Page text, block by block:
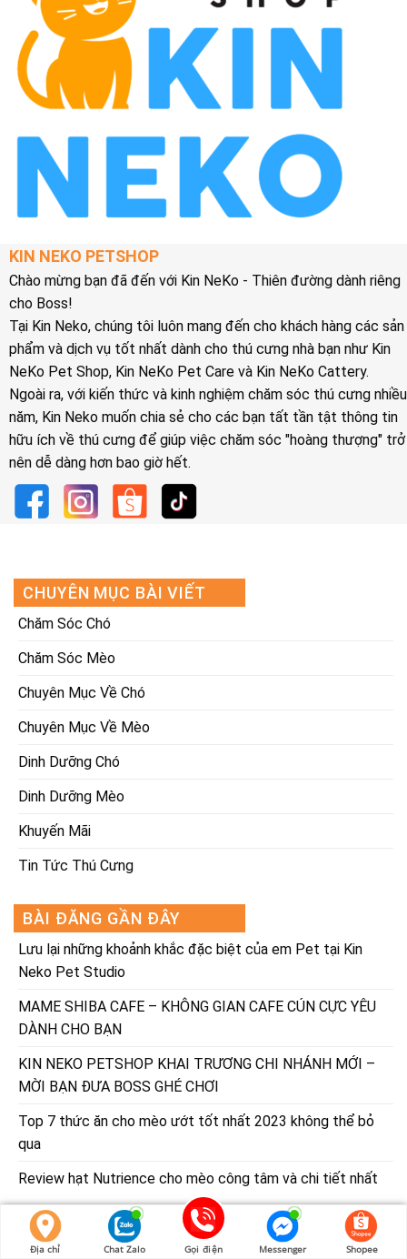
KIN NEKO PETSHOP
Chào mừng bạn đã đến với Kin NeKo - Thiên đường dành riêng
cho Boss!
Tại Kin Neko, chúng tôi luôn mang đến cho khách hàng các sản
phẩm và dịch vụ tốt nhất dành cho thú cưng nhà bạn như Kin
NeKo Pet Shop, Kin NeKo Pet Care và Kin NeKo Cattery.
Ngoài ra, với kiến thức và kinh nghiệm chăm sóc thú cưng nhiều
năm, Kin Neko muốn chia sẻ cho các bạn tất tần tật thông tin
hữu ích về thú cưng để giúp việc chăm sóc "hoàng thượng" trở
nên dễ dàng hơn bao giờ hết.
CHUYÊN MỤC BÀI VIẾT
Chăm Sóc Chó
Chăm Sóc Mèo
Chuyên Mục Về Chó
Chuyên Mục Về Mèo
Dinh Dưỡng Chó
Dinh Dưỡng Mèo
Khuyến Mãi
Tin Tức Thú Cưng
BÀI ĐĂNG GẦN ĐÂY
Lưu lại những khoảnh khắc đặc biệt của em Pet tại Kin
Neko Pet Studio
MAME SHIBA CAFE – KHÔNG GIAN CAFE CÚN CỰC YÊU
DÀNH CHO BẠN
KIN NEKO PETSHOP KHAI TRƯƠNG CHI NHÁNH MỚI –
MỜI BẠN ĐƯA BOSS GHÉ CHƠI
Top 7 thức ăn cho mèo ướt tốt nhất 2023 không thể bỏ
qua
Review hạt Nutrience cho mèo công tâm và chi tiết nhất
SẢN PHẨM LIÊN QUAN
Địa chỉ Chat Zalo Gọi điện Messenger Shopee